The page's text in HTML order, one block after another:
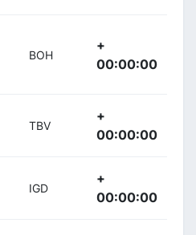
BOH
+
00:00:00
TBV
+
00:00:00
IGD
+
00:00:00